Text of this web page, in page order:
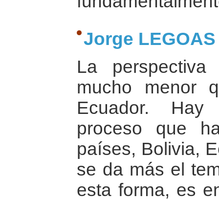
Jorge LEGOAS
La
mucho menor
Ecuador.
proceso que
países, Bolivia,
se da más el
esta forma, es